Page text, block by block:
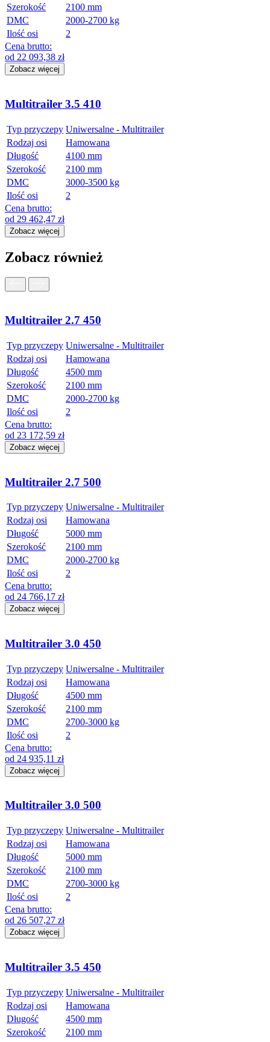
Szerokość
2100 mm
DMC
2000-2700 kg
Ilość osi
2
Cena brutto:
od 22 093,38 zł
Zobacz więcej
Multitrailer 3.5 410
Typ przyczepy Uniwersalne - Multitrailer
Rodzaj osi
Hamowana
Długość
4100 mm
Szerokość
2100 mm
DMC
3000-3500 kg
Ilość osi
2
Cena brutto:
od 29 462,47 zł
Zobacz więcej
Zobacz również
Multitrailer 2.7 450
Typ przyczepy Uniwersalne - Multitrailer
Rodzaj osi
Hamowana
Długość
4500 mm
Szerokość
2100 mm
DMC
2000-2700 kg
Ilość osi
2
Cena brutto:
od 23 172,59 zł
Zobacz więcej
Multitrailer 2.7 500
Typ przyczepy Uniwersalne - Multitrailer
Rodzaj osi
Hamowana
Długość
5000 mm
Szerokość
2100 mm
DMC
2000-2700 kg
Ilość osi
2
Cena brutto:
od 24 766,17 zł
Zobacz więcej
Multitrailer 3.0 450
Typ przyczepy Uniwersalne - Multitrailer
Rodzaj osi
Hamowana
Długość
4500 mm
Szerokość
2100 mm
DMC
2700-3000 kg
Ilość osi
2
Cena brutto:
od 24 935,11 zł
Zobacz więcej
Multitrailer 3.0 500
Typ przyczepy Uniwersalne - Multitrailer
Rodzaj osi
Hamowana
Długość
5000 mm
Szerokość
2100 mm
DMC
2700-3000 kg
Ilość osi
2
Cena brutto:
od 26 507,27 zł
Zobacz więcej
Multitrailer 3.5 450
Typ przyczepy Uniwersalne - Multitrailer
Rodzaj osi
Hamowana
Długość
4500 mm
Szerokość
2100 mm